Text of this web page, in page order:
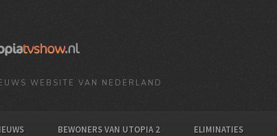
WEBSITE VAN NEDERLAND
BEWONERS VAN UTOPIA 2 ELIMINATIES